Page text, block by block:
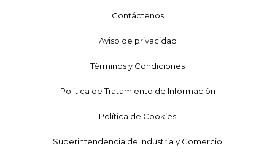
Contáctenos
Aviso de privacidad
Términos y Condiciones
Política de Tratamiento de Información
Política de Cookies
Superintendencia de Industria y Comercio